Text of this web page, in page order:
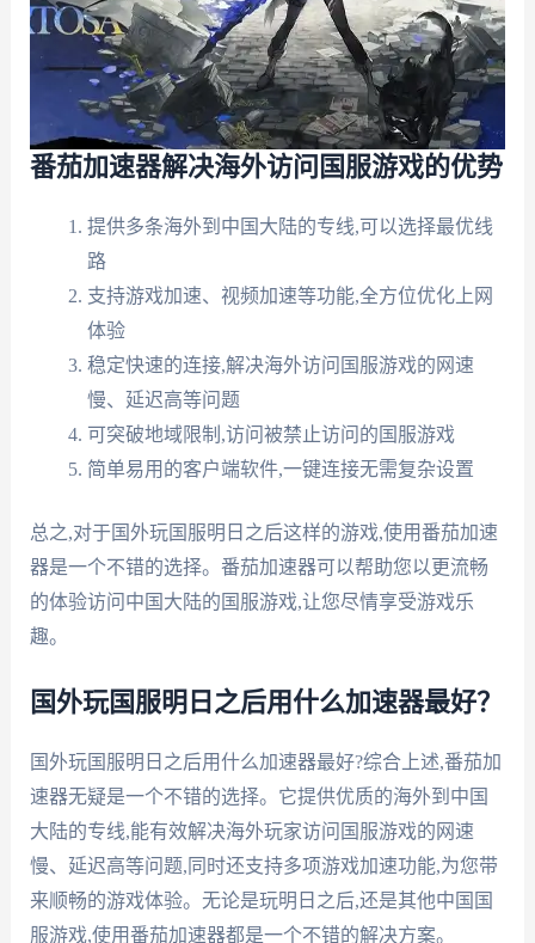
番茄加速器解决海外访问国服游戏的优势
提供多条海外到中国大陆的专线,可以选择最优线
路
支持游戏加速、视频加速等功能,全方位优化上网
体验
稳定快速的连接,解决海外访问国服游戏的网速
慢、延迟高等问题
可突破地域限制,访问被禁止访问的国服游戏
简单易用的客户端软件,一键连接无需复杂设置
总之,对于国外玩国服明日之后这样的游戏,使用番茄加速
器是一个不错的选择。番茄加速器可以帮助您以更流畅
的体验访问中国大陆的国服游戏,让您尽情享受游戏乐
趣。
国外玩国服明日之后用什么加速器最好？
国外玩国服明日之后用什么加速器最好?综合上述,番茄加
速器无疑是一个不错的选择。它提供优质的海外到中国
大陆的专线,能有效解决海外玩家访问国服游戏的网速
慢、延迟高等问题,同时还支持多项游戏加速功能,为您带
来顺畅的游戏体验。无论是玩明日之后,还是其他中国国
服游戏,使用番茄加速器都是一个不错的解决方案。